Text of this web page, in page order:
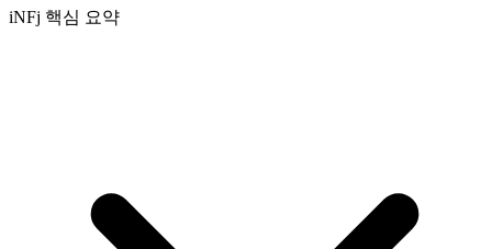
iNFj 핵심 요약